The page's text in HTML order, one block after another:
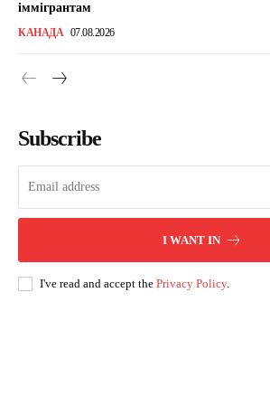
іммігрантам
КАНАДА 07.08.2026
Subscribe
I WANT IN
I've read and accept the Privacy Policy.